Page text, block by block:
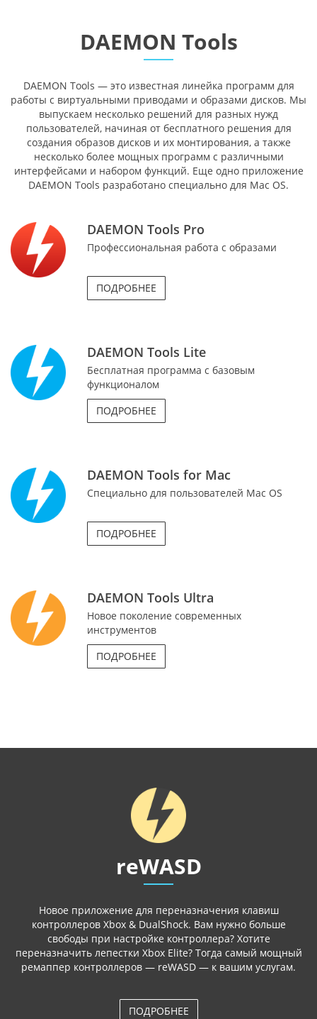
DAEMON Tools
DAEMON Tools — это известная линейка программ для
работы с виртуальными приводами и образами дисков. Мы
выпускаем несколько решений для разных нужд
пользователей, начиная от бесплатного решения для
создания образов дисков и их монтирования, а также
несколько более мощных программ с различными
интерфейсами и набором функций. Еще одно приложение
DAEMON Tools разработано специально для Mac OS.
DAEMON Tools Pro
Профессиональная работа с образами
ПОДРОБНЕЕ
DAEMON Tools Lite
Бесплатная программа с базовым
функционалом
ПОДРОБНЕЕ
DAEMON Tools for Mac
Специально для пользователей Mac OS
ПОДРОБНЕЕ
DAEMON Tools Ultra
Новое поколение современных
инструментов
ПОДРОБНЕЕ
reWASD
Новое приложение для переназначения клавиш
контроллеров Xbox & DualShock. Вам нужно больше
свободы при настройке контроллера? Хотите
переназначить лепестки Xbox Elite? Тогда самый мощный
ремаппер контроллеров — reWASD — к вашим услугам.
ПОДРОБНЕЕ